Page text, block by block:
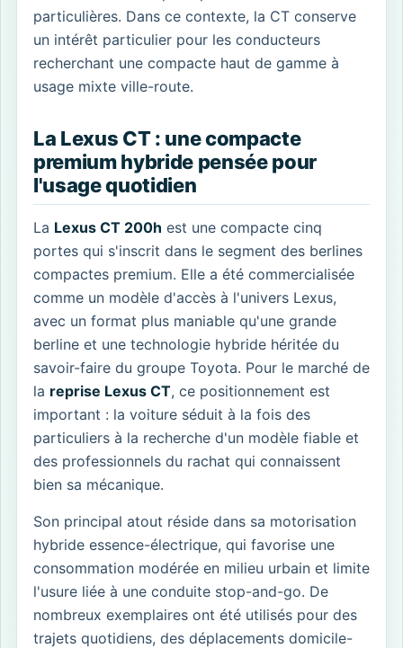
particulières. Dans ce contexte, la CT conserve
un intérêt particulier pour les conducteurs
recherchant une compacte haut de gamme à
usage mixte ville-route.
La Lexus CT : une compacte
premium hybride pensée pour
l'usage quotidien
La Lexus CT 200h est une compacte cinq
portes qui s'inscrit dans le segment des berlines
compactes premium. Elle a été commercialisée
comme un modèle d'accès à l'univers Lexus,
avec un format plus maniable qu'une grande
berline et une technologie hybride héritée du
savoir-faire du groupe Toyota. Pour le marché de
la reprise Lexus CT, ce positionnement est
important : la voiture séduit à la fois des
particuliers à la recherche d'un modèle fiable et
des professionnels du rachat qui connaissent
bien sa mécanique.
Son principal atout réside dans sa motorisation
hybride essence-électrique, qui favorise une
consommation modérée en milieu urbain et limite
l'usure liée à une conduite stop-and-go. De
nombreux exemplaires ont été utilisés pour des
trajets quotidiens, des déplacements domicile-